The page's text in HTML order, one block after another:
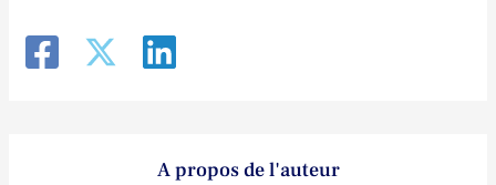
A propos de l'auteur